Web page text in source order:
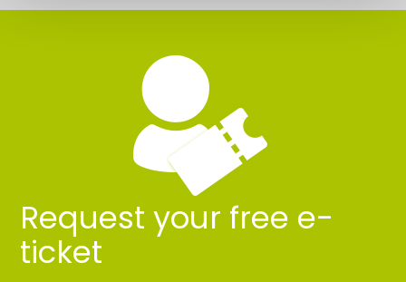
Request your free e-
ticket